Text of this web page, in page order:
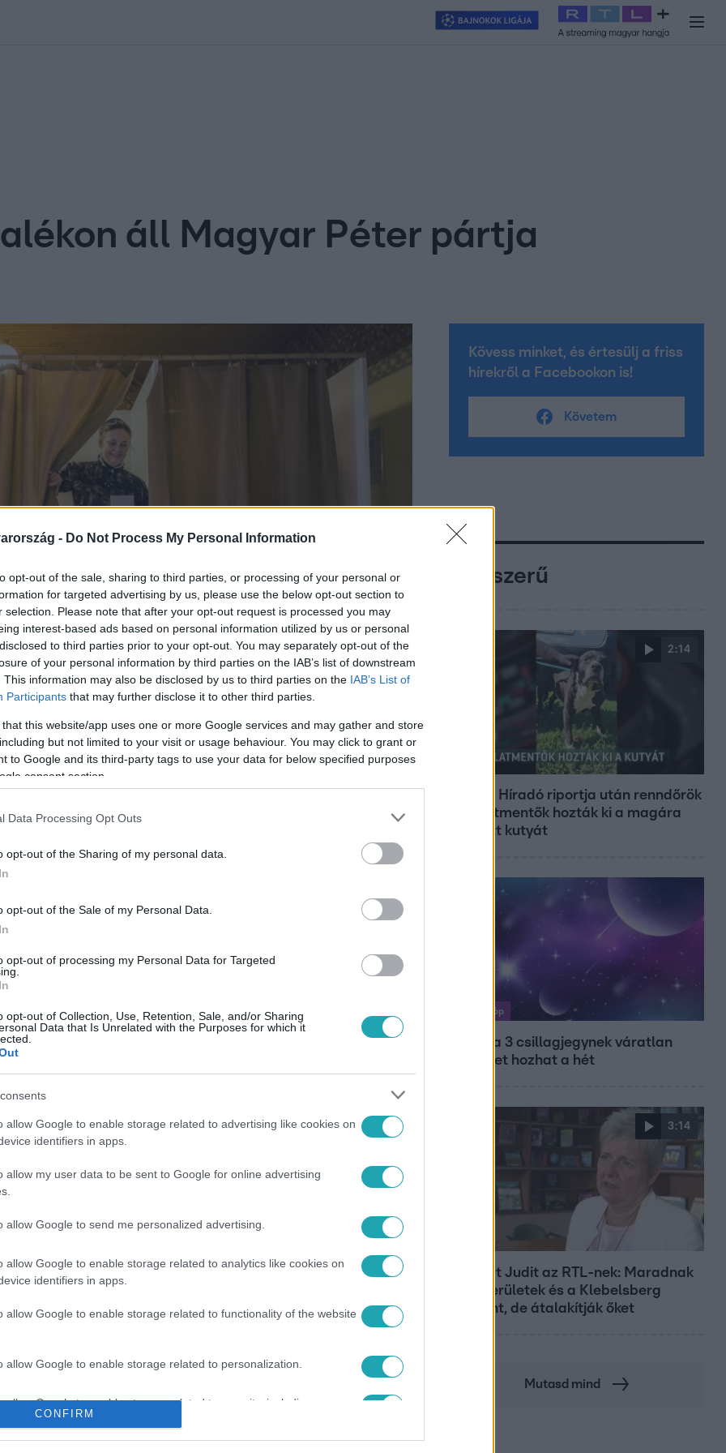
- Do Not Process My Personal Information
opt-out of the sale, sharing to third parties, or processing of your personal or
for targeted advertising by us, please use the below opt-out section to
selection. Please note that after your opt-out request is processed you may
interest-based ads based on personal information utilized by us or personal
to third parties prior to your opt-out. You may separately opt-out of the
of your personal information by third parties on the IAB’s list of downstream
This information may also be disclosed by us to third parties on the IAB’s List of
Participants that may further disclose it to other third parties.
that this website/app uses one or more Google services and may gather and store
but not limited to your visit or usage behaviour. You may click to grant or
to Google and its third-party tags to use your data for below specified purposes
consent section.
Data Processing Opt Outs
opt-out of the Sharing of my personal data.
opt-out of the Sale of my Personal Data.
opt-out of processing my Personal Data for Targeted
opt-out of Collection, Use, Retention, Sale, and/or Sharing
Data that Is Unrelated with the Purposes for which it
allow Google to enable storage related to advertising like cookies on
identifiers in apps.
allow my user data to be sent to Google for online advertising
allow Google to send me personalized advertising.
allow Google to enable storage related to analytics like cookies on
identifiers in apps.
allow Google to enable storage related to functionality of the website
allow Google to enable storage related to personalization.
allow Google to enable storage related to security, including
functionality and fraud prevention, and other user protection.
CONFIRM
Exek csatája 2026 Celeb vagyok, ments ki innen
áll Magyar Péter pártja
három nagyobb politikai tömb, három
és néhány kisebb, 1 százalék körüli
legyen a Google-találatokban!
Kövess minket, és értesülj a friss
hírekről a Facebookon is!
Követem
Népszerű
2:14
Az RTL Híradó riportja után renndőrök
és állatmentők hozták ki a magára
hagyott kutyát
Horoszkóp
Ennek a 3 csillagjegynek váratlan
sikereket hozhat a hét
3:14
Lannert Judit az RTL-nek: Maradnak
a tankerületek és a Klebelsberg
Központ, de átalakítják őket
Mutasd mind